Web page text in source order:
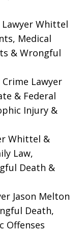
Whittel
Medical
& Wrongful
Lawyer
& Federal
Injury &
Whittel &
Law,
Death &
Jason Melton
Death,
Offenses